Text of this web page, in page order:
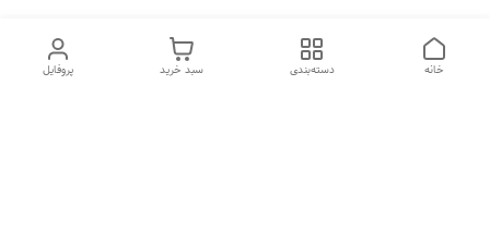
پروفایل سبد خرید دسته‌بندی خانه